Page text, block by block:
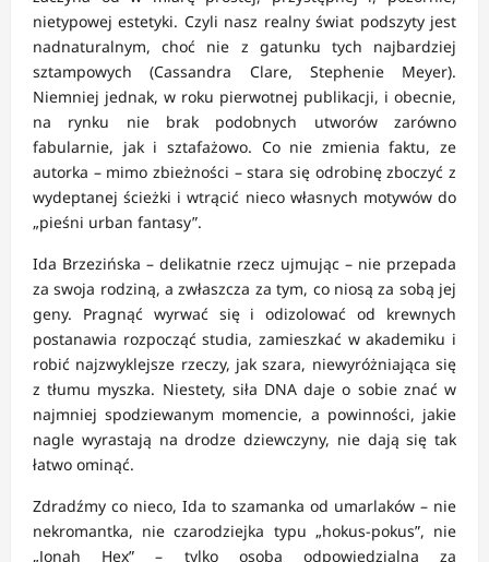
nietypowej estetyki. Czyli nasz realny świat podszyty jest
nadnaturalnym, choć nie z gatunku tych najbardziej
sztampowych (Cassandra Clare, Stephenie Meyer).
Niemniej jednak, w roku pierwotnej publikacji, i obecnie,
na rynku nie brak podobnych utworów zarówno
fabularnie, jak i sztafażowo. Co nie zmienia faktu, ze
autorka – mimo zbieżności – stara się odrobinę zboczyć z
wydeptanej ścieżki i wtrącić nieco własnych motywów do
„pieśni urban fantasy”.
Ida Brzezińska – delikatnie rzecz ujmując – nie przepada
za swoja rodziną, a zwłaszcza za tym, co niosą za sobą jej
geny. Pragnąć wyrwać się i odizolować od krewnych
postanawia rozpocząć studia, zamieszkać w akademiku i
robić najzwyklejsze rzeczy, jak szara, niewyróżniająca się
z tłumu myszka. Niestety, siła DNA daje o sobie znać w
najmniej spodziewanym momencie, a powinności, jakie
nagle wyrastają na drodze dziewczyny, nie dają się tak
łatwo ominąć.
Zdradźmy co nieco, Ida to szamanka od umarlaków – nie
nekromantka, nie czarodziejka typu „hokus-pokus”, nie
„Jonah Hex” – tylko osoba odpowiedzialna za